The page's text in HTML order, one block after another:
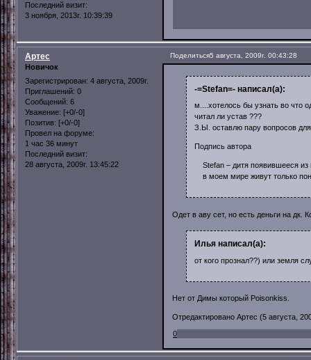
Последний визит:
3 ноября, 2013г. 10:39:39
Поделиться5 августа, 2009г. 00:43:28
Артес
Новичок
Зарегистрирован: 4 августа, 2009г.
Приглашений: 0
Сообщений: 6
Уважение: [+0/-0]
Позитив: [+0/-0]
Провел на форуме:
1 час 36 минут
Последний визит:
28 августа, 2009г. 13:45:22
-=Stefan=- написал(а):
м....хотелось бы узнать во что
читал ли устав ???
З.Ы. оставлю пару вопросов
Подпись автора
Stefan – дитя появившееся из
в моем мире живут только
Одет в аву сет, но есть деньги на дк.
Илья написал(а):
от кого прознал??) или земля
Нет от Димы который Poisonkiss.
Отредактировано Артес (5 августа,
0